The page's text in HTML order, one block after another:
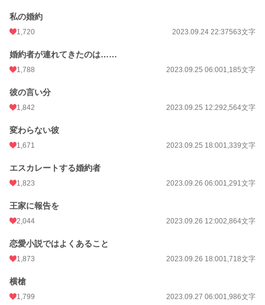
週間ポイント
月間ポイント
年間ポイント 336,061 pt (1,714 位)
私の婚約
1,720 2023.09.24 22:37563文字
婚約者が連れてきたのは……
1,788 2023.09.25 06:001,185文字
彼の言い分
1,842 2023.09.25 12:292,564文字
変わらない彼
1,671 2023.09.25 18:001,339文字
エスカレートする婚約者
1,823 2023.09.26 06:001,291文字
王家に報告を
2,044 2023.09.26 12:002,864文字
恋愛小説ではよくあること
1,873 2023.09.26 18:001,718文字
横槍
1,799 2023.09.27 06:001,986文字